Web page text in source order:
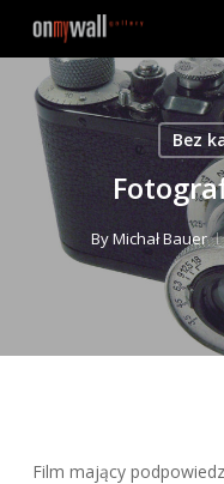
content
Bez
ByMichał Bauer
Film mający